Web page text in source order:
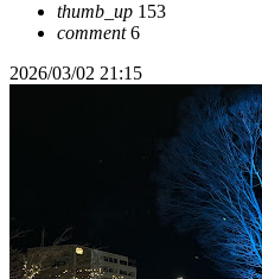
thumb_up 153
comment6
2026/03/02 21:15